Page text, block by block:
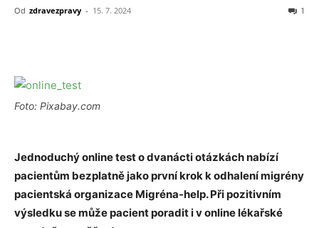
Od zdravezpravy - 15. 7. 2024 1
Foto: Pixabay.com
Jednoduchý online test o dvanácti otázkách nabízí
pacientům bezplatně jako první krok k odhalení migrény
pacientská organizace Migréna-help. Při pozitivním
výsledku se může pacient poradit i v online lékařské